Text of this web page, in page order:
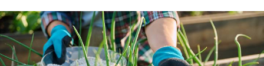
тщательно ее мыть, чтобы не отравиться, добавила
собеседница «ВМ».